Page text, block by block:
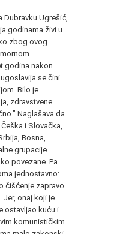
Dubravku Ugrešić,
godinama živi u
zbog ovog
godina nakon
se čini
Bilo je
zdravstvene
Naglašava da
i Slovačka,
Bosna,
grupacije
povezane. Pa
jednostavno:
čišćenje zapravo
Jer, onaj koji je
ostavljao kuću i
komunističkim